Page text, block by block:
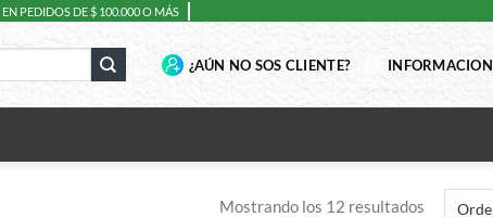
EN PEDIDOS DE $ 100.000 O MÁS
¿AÚN NO SOS CLIENTE? INFORMACION
Mostrando los 12 resultados